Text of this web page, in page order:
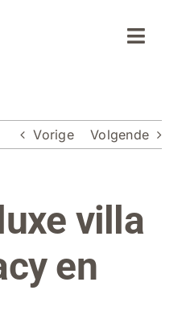
Toggle
Vorige Volgende
villa
en